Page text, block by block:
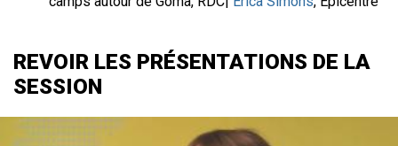
REVOIR LES PRÉSENTATIONS DE LA
SESSION
File